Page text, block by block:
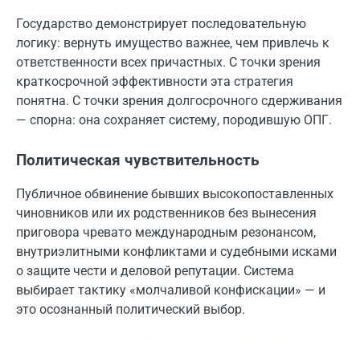
Государство демонстрирует последовательную
логику: вернуть имущество важнее, чем привлечь к
ответственности всех причастных. С точки зрения
краткосрочной эффективности эта стратегия
понятна. С точки зрения долгосрочного сдерживания
— спорна: она сохраняет систему, породившую ОПГ.
Политическая чувствительность
Публичное обвинение бывших высокопоставленных
чиновников или их родственников без вынесения
приговора чревато международным резонансом,
внутриэлитными конфликтами и судебными исками
о защите чести и деловой репутации. Система
выбирает тактику «молчаливой конфискации» — и
это осознанный политический выбор.